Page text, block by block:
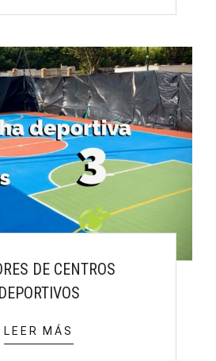
DE CENTROS
DEPORTIVOS
LEER MÁS